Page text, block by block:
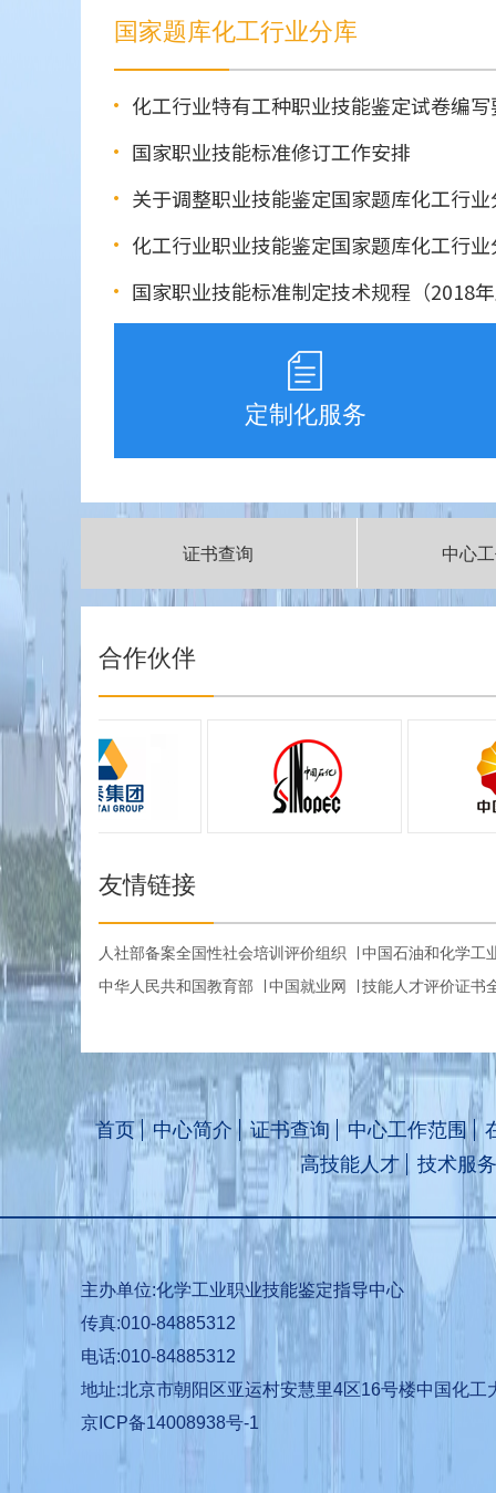
国家题库化工行业分库
化工行业特有工种职业技能鉴定试卷编
国家职业技能标准修订工作安排
关于调整职业技能鉴定国家题库化工行
化工行业职业技能鉴定国家题库化工行
国家职业技能标准制定技术规程（2018
定制化服务
证书查询 中心
合作伙伴
友情链接
人社部备案全国性社会培训评价组织
中国石油和化学工
中华人民共和国教育部
中国就业网 技能人才评价证书
首页 中心简介 证书查询 中心工作范围
高技能人才
技术服务
主办单位:化学工业职业技能鉴定指导中心
传真:010-84885312
电话:010-84885312
地址:北京市朝阳区亚运村安慧里4区16号楼中国化工
京ICP备14008938号-1